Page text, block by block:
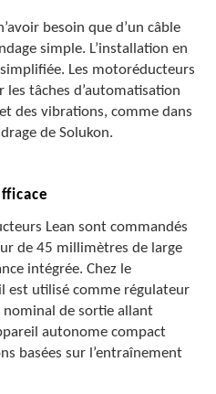
besoin que d’un câble
simple. L’installation en
Les motoréducteurs
les tâches d’automatisation
des vibrations, comme dans
de Solukon.
Lean sont commandés
de 45 millimètres de large
intégrée. Chez le
est utilisé comme régulateur
nominal de sortie allant
autonome compact
basées sur l’entraînement